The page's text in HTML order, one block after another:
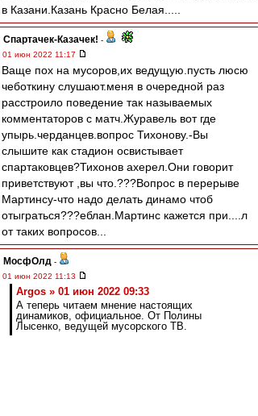
в Казани.Казань Красно Белая.....
Спартачек-Казачек! -
01 июн 2022 11:17
Ваще пох на мусоров,их ведущую.пусть люсю
чеботкину слушают.меня в очередной раз
расстроило поведение так называемых
комментаторов с матч.Журавель вот где
упырь.черданцев.вопрос Тихонову.-Вы
слышите как стадион освистывает
спартаковцев?Тихонов ахерел.Они говорит
приветствуют ,вы что.???Вопрос в перерыве
Мартинсу-что надо делать динамо чтоб
отыграться???еблан.Мартинс кажется при....л
от таких вопросов...
МосфОлд -
01 июн 2022 11:13
Argos » 01 июн 2022 09:33
А теперь читаем мнение настоящих
динамиков, официальное. От Полины
Лысенко, ведущей мусорского ТВ.